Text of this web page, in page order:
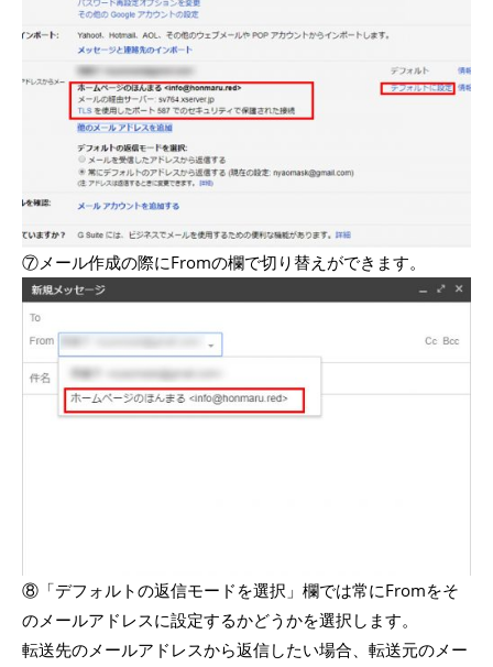
⑦メール作成の際にFromの欄で切り替えができます。
⑧「デフォルトの返信モードを選択」欄では常にFromをそ
のメールアドレスに設定するかどうかを選択します。
転送先のメールアドレスから返信したい場合、転送元のメー